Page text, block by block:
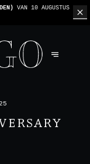
VAN 10 AUGUSTUS